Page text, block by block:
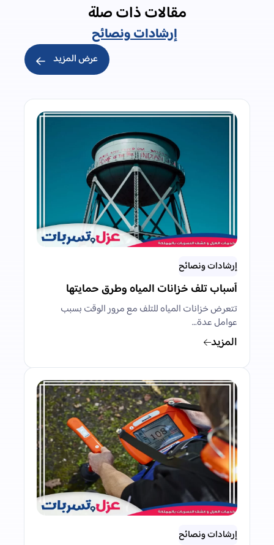
مقالات ذات صلة
إرشادات ونصائح
عرض المزيد
إرشادات ونصائح
أسباب تلف خزانات المياه وطرق حمايتها
تتعرض خزانات المياه للتلف مع مرور الوقت بسبب
عوامل عدة…
المزيد
إرشادات ونصائح